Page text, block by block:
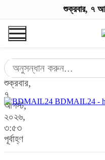
শুক্রবার,
৭
আগস্ট,
২০২৬,
৩:৫৩
পূর্বাহ্ণ
BDMAIL24 -
শুক্রবার, ৭